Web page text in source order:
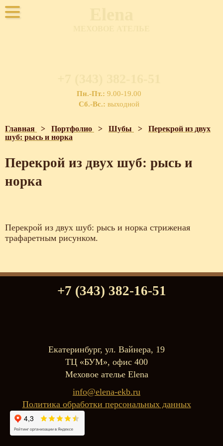
Пн.-Пт.: 9.00-19.00
Сб.-Вс.: выходной
Главная > Портфолио > Шубы > Перекрой из двух
шуб: рысь и норка
Перекрой из двух шуб: рысь и
норка
Перекрой из двух шуб: рысь и норка стриженая
трафаретным рисунком.
+7 (343) 382-16-51
Екатеринбург, ул. Вайнера, 19
ТЦ «БУМ», офис 400
Меховое ателье Elena
info@elena-ekb.ru
Политика обработки персональных данных